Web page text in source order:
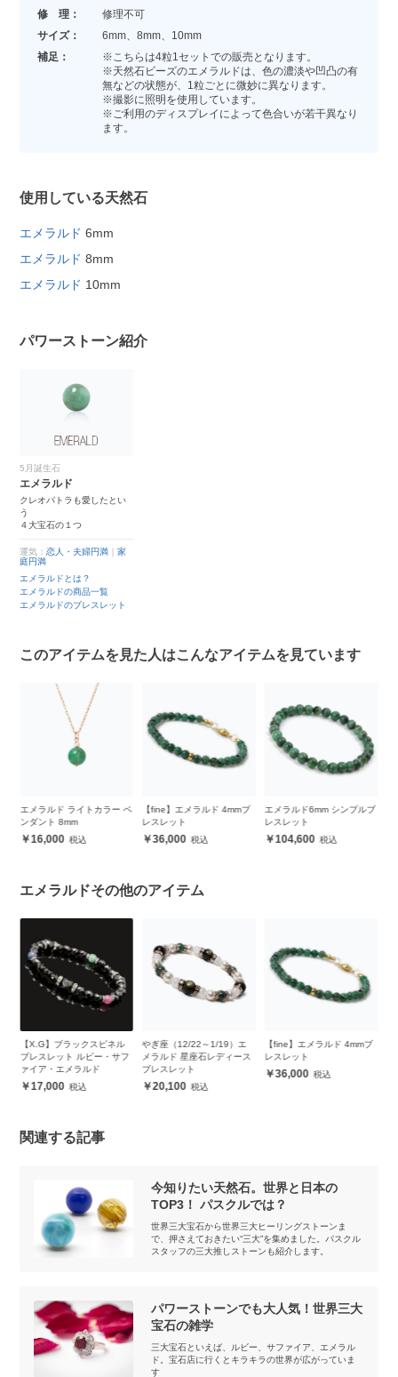
修 理：
修理不可
サイズ：
6mm、8mm、10mm
補足：
※こちらは4粒1セットでの販売となります。
※天然石ビーズのエメラルドは、色の濃淡や凹凸の有
無などの状態が、1粒ごとに微妙に異なります。
※撮影に照明を使用しています。
※ご利用のディスプレイによって色合いが若干異なり
ます。
使用している天然石
エメラルド 6mm
エメラルド 8mm
エメラルド 10mm
パワーストーン紹介
5月誕生石
エメラルド
クレオパトラも愛したとい
う
４大宝石の１つ
運気：恋人・夫婦円満 ｜家
庭円満
エメラルドとは？
エメラルドの商品一覧
エメラルドのブレスレット
このアイテムを見た人はこんなアイテムを見ています
エメラルド ライトカラー ペ
ンダント 8mm
16,000
【fine】エメラルド 4mmブ
レスレット
36,000
エメラルド6mm シンプルブ
レスレット
104,600
エメラルドその他のアイテム
【X.G】ブラックスピネル
ブレスレット ルビー・サフ
ァイア・エメラルド
17,000
やぎ座（12/22～1/19）エ
メラルド 星座石レディース
ブレスレット
20,100
【fine】エメラルド 4mmブ
レスレット
36,000
関連する記事
今知りたい天然石。世界と日本の
TOP3！ パスクルでは？
世界三大宝石から世界三大ヒーリングストーンま
で、押さえておきたい“三大”を集めました。パスクル
スタッフの三大推しストーンも紹介します。
パワーストーンでも大人気！世界三大
宝石の雑学
三大宝石といえば、ルビー、サファイア、エメラル
ド。宝石店に行くとキラキラの世界が広がっていま
す